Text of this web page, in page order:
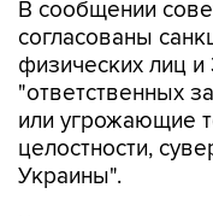
физических лиц и
"ответственных
или угрожающие
целостности,
Украины".
Кроме того,